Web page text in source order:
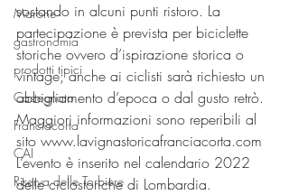
Marone
gastronomia
prodotti tipici
Castegnato
Franciacorta
CAI
Riserva delle Torbiere
sostando in alcuni punti ristoro. La
partecipazione è prevista per biciclette
storiche ovvero d’ispirazione storica o
vintage; anche ai ciclisti sarà richiesto un
abbigliamento d’epoca o dal gusto retrò.
Maggiori informazioni sono reperibili al
sito www.lavignastoricafranciacorta.com
L’evento è inserito nel calendario 2022
delle ciclostoriche di Lombardia.